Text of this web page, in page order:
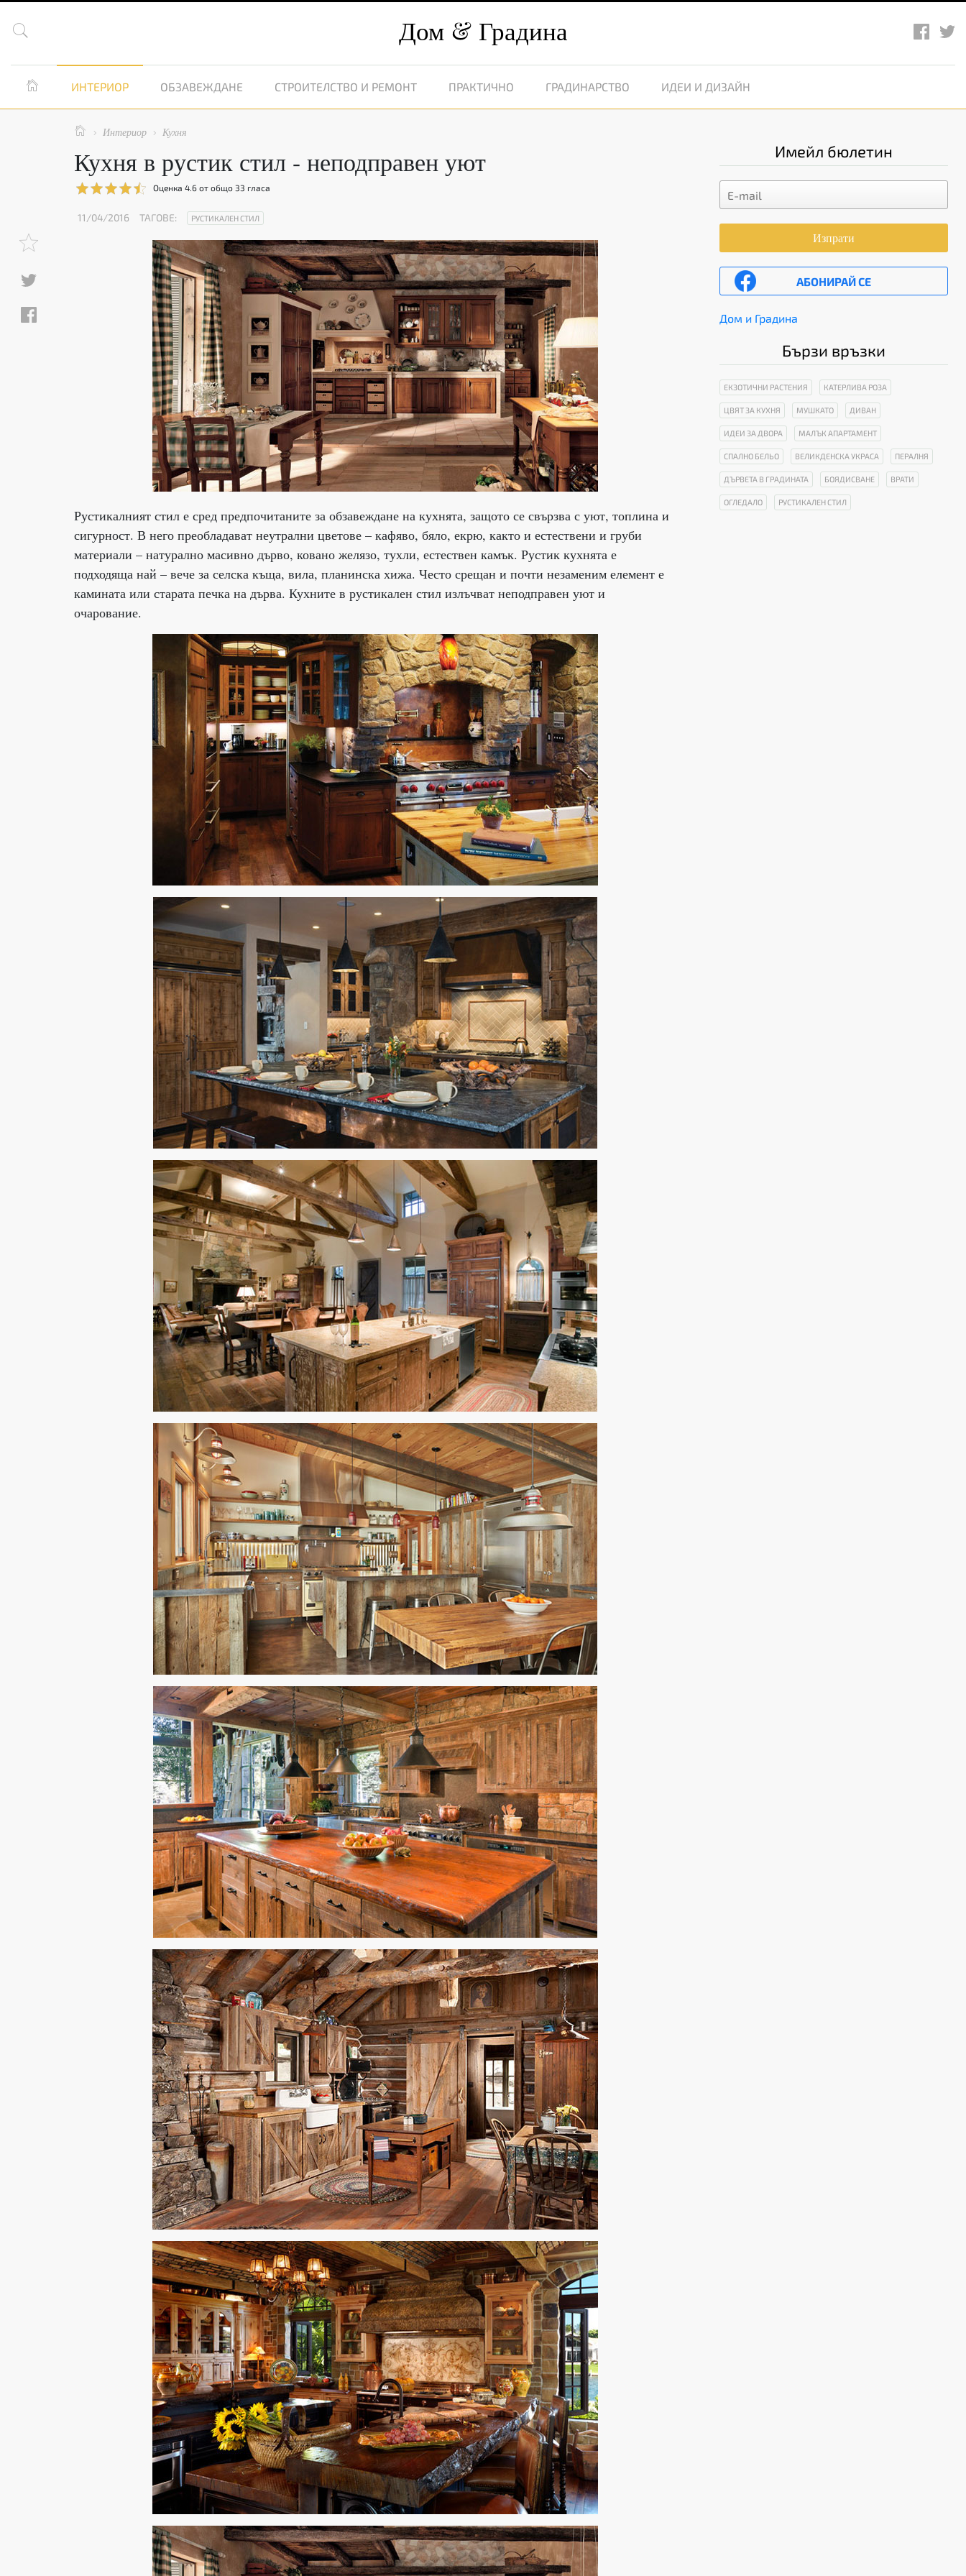
 Дом Градина
 ИНТЕРИОР ОБЗАВЕЖДАНЕ СТРОИТЕЛСТВО И РЕМОНТ ПРАКТИЧНО ГРАДИНАРСТВО ИДЕИ И ДИЗАЙН
  Интериор  Кухня
Кухня в рустик стил - неподправен уют
Оценка 4.6от общо 33 гласа
11/04/2016 ТАГОВЕ: РУСТИКАЛЕН СТИЛ
Рустикалният стил е сред предпочитаните за обзавеждане на кухнята, защото се свързва с уют, топлина и
сигурност. В него преобладават неутрални цветове – кафяво, бяло, екрю, както и естествени и груби
материали – натурално масивно дърво, ковано желязо, тухли, естествен камък. Рустик кухнята е
подходяща най – вече за селска къща, вила, планинска хижа. Често срещан и почти незаменим елемент е
камината или старата печка на дърва. Кухните в рустикален стил излъчват неподправен уют и
очарование.
Имейл бюлетин
Изпрати
АБОНИРАЙ СЕ
Дом и Градина
Бързи връзки
ЕКЗОТИЧНИ РАСТЕНИЯ КАТЕРЛИВА РОЗА
ЦВЯТ ЗА КУХНЯ МУШКАТО ДИВАН
ИДЕИ ЗА ДВОРА МАЛЪК АПАРТАМЕНТ
СПАЛНО БЕЛЬО ВЕЛИКДЕНСКА УКРАСА ПЕРАЛНЯ
ДЪРВЕТА В ГРАДИНАТА БОЯДИСВАНЕ ВРАТИ
ОГЛЕДАЛО РУСТИКАЛЕН СТИЛ